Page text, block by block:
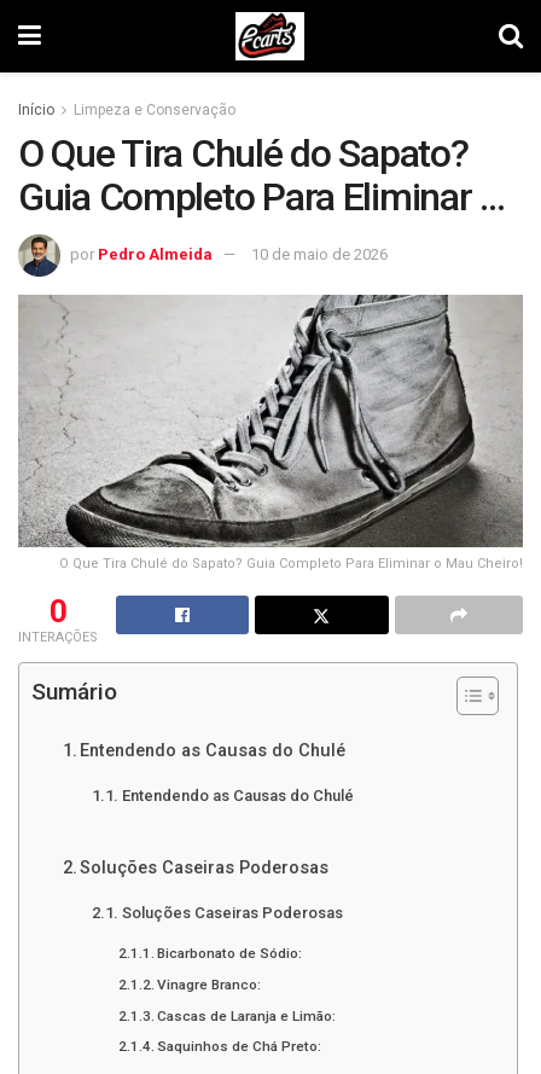
Início Limpeza e Conservação
O Que Tira Chulé do Sapato?
Guia Completo Para Eliminar o
Mau Cheiro!
por Pedro Almeida 10 de maio de 2026
O Que Tira Chulé do Sapato? Guia Completo Para Eliminar o Mau Cheiro!
0
INTERAÇÕES
Sumário
Entendendo as Causas do Chulé
Entendendo as Causas do Chulé
Soluções Caseiras Poderosas
Soluções Caseiras Poderosas
Bicarbonato de Sódio:
Vinagre Branco:
Cascas de Laranja e Limão:
Saquinhos de Chá Preto: